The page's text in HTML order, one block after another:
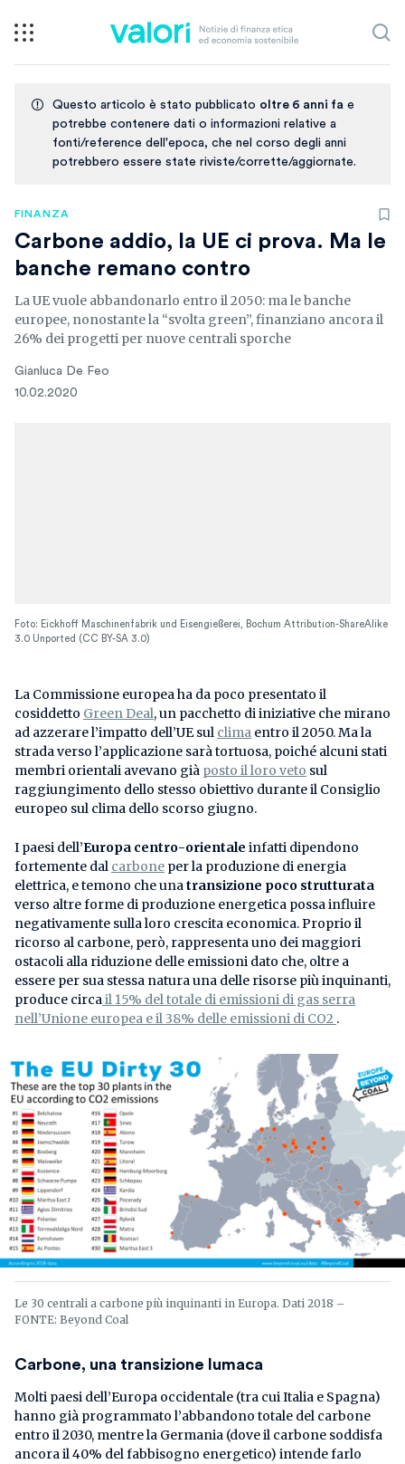
Questo articolo è stato pubblicato oltre 6 anni fa e
potrebbe contenere dati o informazioni relative a
fonti/reference dell'epoca, che nel corso degli anni
potrebbero essere state riviste/corrette/aggiornate.
FINANZA
Carbone addio, la UE ci prova. Ma le
banche remano contro
La UE vuole abbandonarlo entro il 2050: ma le banche
europee, nonostante la “svolta green”, finanziano ancora il
26% dei progetti per nuove centrali sporche
Gianluca De Feo
10.02.2020
Foto: Eickhoff Maschinenfabrik und Eisengießerei, Bochum Attribution-ShareAlike
3.0 Unported (CC BY-SA 3.0)
La Commissione europea ha da poco presentato il
cosiddetto Green Deal, un pacchetto di iniziative che mirano
ad azzerare l’impatto dell’UE sul clima entro il 2050. Ma la
strada verso l’applicazione sarà tortuosa, poiché alcuni stati
membri orientali avevano già posto il loro veto sul
raggiungimento dello stesso obiettivo durante il Consiglio
europeo sul clima dello scorso giugno.
I paesi dell’Europa centro-orientale infatti dipendono
fortemente dal carbone per la produzione di energia
elettrica, e temono che unatransizione poco strutturata
verso altre forme di produzione energetica possa influire
negativamente sulla loro crescita economica. Proprio il
ricorso al carbone, però, rappresenta uno dei maggiori
ostacoli alla riduzione delle emissioni dato che, oltre a
essere per sua stessa natura una delle risorse più inquinanti,
produce circail 15% del totale di emissioni di gas serra
nell’Unione europea e il 38% delle emissioni di CO2 .
Le 30 centrali a carbone più inquinanti in Europa. Dati 2018 –
FONTE: Beyond Coal
Carbone, una transizione lumaca
Molti paesi dell’Europa occidentale (tra cui Italia e Spagna)
hanno già programmato l’abbandono totale del carbone
entro il 2030, mentre la Germania (dove il carbone soddisfa
ancora il 40% del fabbisogno energetico) intende farlo